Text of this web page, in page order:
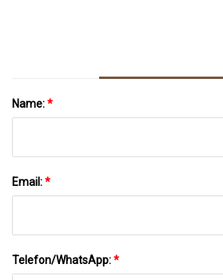
Name:*
Email:*
Telefon/WhatsApp:*